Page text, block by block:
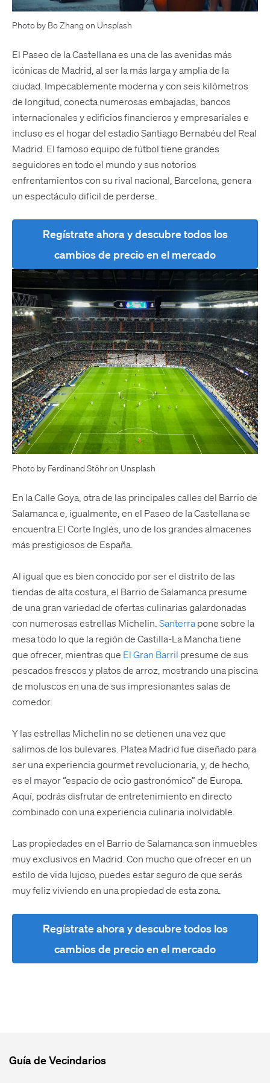
Photo by Bo Zhang on Unsplash
El Paseo de la Castellana es una de las avenidas más
icónicas de Madrid, al ser la más larga y amplia de la
ciudad. Impecablemente moderna y con seis kilómetros
de longitud, conecta numerosas embajadas, bancos
internacionales y edificios financieros y empresariales e
incluso es el hogar del estadio Santiago Bernabéu del Real
Madrid. El famoso equipo de fútbol tiene grandes
seguidores en todo el mundo y sus notorios
enfrentamientos con su rival nacional, Barcelona, genera
un espectáculo difícil de perderse.
Regístrate ahora y descubre todos los
cambios de precio en el mercado
Photo by Ferdinand Stöhr on Unsplash
En la Calle Goya, otra de las principales calles del Barrio de
Salamanca e, igualmente, en el Paseo de la Castellana se
encuentra El Corte Inglés, uno de los grandes almacenes
más prestigiosos de España.
Al igual que es bien conocido por ser el distrito de las
tiendas de alta costura, el Barrio de Salamanca presume
de una gran variedad de ofertas culinarias galardonadas
con numerosas estrellas Michelin. Santerra pone sobre la
mesa todo lo que la región de Castilla-La Mancha tiene
que ofrecer, mientras que El Gran Barril presume de sus
pescados frescos y platos de arroz, mostrando una piscina
de moluscos en una de sus impresionantes salas de
comedor.
Y las estrellas Michelin no se detienen una vez que
salimos de los bulevares. Platea Madrid fue diseñado para
ser una experiencia gourmet revolucionaria, y, de hecho,
es el mayor “espacio de ocio gastronómico” de Europa.
Aquí, podrás disfrutar de entretenimiento en directo
combinado con una experiencia culinaria inolvidable.
Las propiedades en el Barrio de Salamanca son inmuebles
muy exclusivos en Madrid. Con mucho que ofrecer en un
estilo de vida lujoso, puedes estar seguro de que serás
muy feliz viviendo en una propiedad de esta zona.
Regístrate ahora y descubre todos los
cambios de precio en el mercado
Guía de Vecindarios